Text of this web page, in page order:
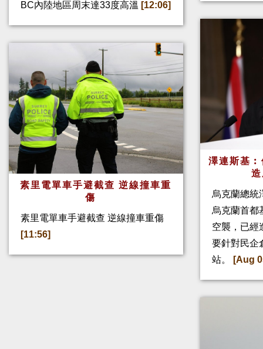
BC內陸地區周末達33度高溫 [12:06]
素里電單車手避截查 逆線撞車重
傷
素里電單車手避截查 逆線撞車重傷
[11:56]
澤連斯基
烏克蘭總統
烏克蘭首都
空襲，已經
要針對民企
站。
[Aug